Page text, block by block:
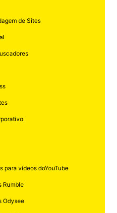
de Sites
para vídeos doYouTube
Rumble
Odysee